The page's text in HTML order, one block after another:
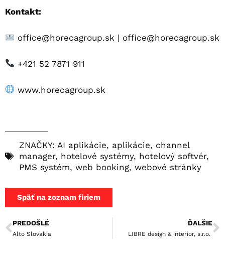
Kontakt:
office@horecagroup.sk | office@horecagroup.sk
+421 52 7871 911
www.horecagroup.sk
ZNAČKY: AI aplikácie, aplikácie, channel
manager, hotelové systémy, hotelový softvér,
PMS systém, web booking, webové stránky
Späť na zoznam firiem
PREDOŠLÉ
Alto Slovakia
ĎALŠIE
LIBRE design & interior, s.r.o.